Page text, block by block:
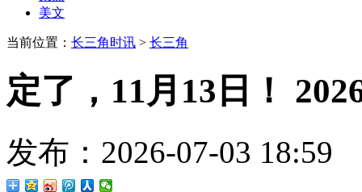
美文
当前位置： 长三角时讯 > 长三角
定了，11月13日！
发布：2026-07-03